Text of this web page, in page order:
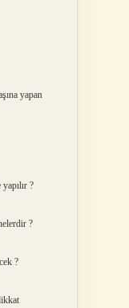
yapan
?
?
?